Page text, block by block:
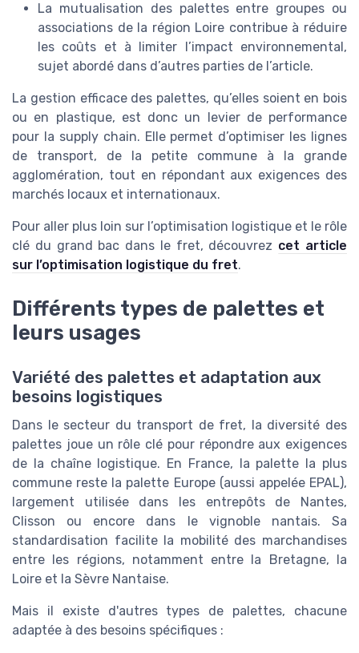
La mutualisation des palettes entre groupes ou
associations de la région Loire contribue à réduire
les coûts et à limiter l’impact environnemental,
sujet abordé dans d’autres parties de l’article.
La gestion efficace des palettes, qu’elles soient en bois
ou en plastique, est donc un levier de performance
pour la supply chain. Elle permet d’optimiser les lignes
de transport, de la petite commune à la grande
agglomération, tout en répondant aux exigences des
marchés locaux et internationaux.
Pour aller plus loin sur l’optimisation logistique et le rôle
clé du grand bac dans le fret, découvrez cet article
sur l’optimisation logistique du fret.
Différents types de palettes et
leurs usages
Variété des palettes et adaptation aux
besoins logistiques
Dans le secteur du transport de fret, la diversité des
palettes joue un rôle clé pour répondre aux exigences
de la chaîne logistique. En France, la palette la plus
commune reste la palette Europe (aussi appelée EPAL),
largement utilisée dans les entrepôts de Nantes,
Clisson ou encore dans le vignoble nantais. Sa
standardisation facilite la mobilité des marchandises
entre les régions, notamment entre la Bretagne, la
Loire et la Sèvre Nantaise.
Mais il existe d'autres types de palettes, chacune
adaptée à des besoins spécifiques :